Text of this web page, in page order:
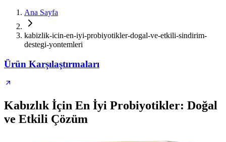
Ana Sayfa
kabizlik-icin-en-iyi-probiyotikler-dogal-ve-etkili-sindirim-
destegi-yontemleri
Ürün Karşılaştırmaları
Kabızlık İçin En İyi Probiyotikler: Doğal
ve Etkili Çözüm